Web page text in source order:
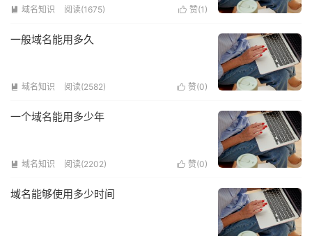
 域名知识 阅读(1675)  赞(1 )
一般域名能用多久
 域名知识 阅读(2582)  赞(0)
一个域名能用多少年
 域名知识 阅读(2202)  赞(0)
域名能够使用多少时间